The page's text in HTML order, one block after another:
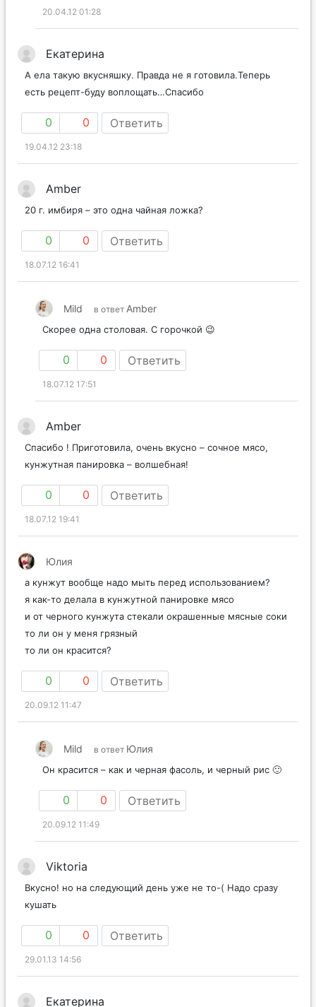
20.04.12 01:28
Екатерина
А ела такую вкусняшку. Правда не я готовила.Теперь
есть рецепт-буду воплощать…Спасибо
0 0 Ответить
19.04.12 23:18
Amber
20 г. имбиря – это одна чайная ложка?
0 0 Ответить
18.07.12 16:41
Mild в ответ Amber
Скорее одна столовая. С горочкой 😉
0 0 Ответить
18.07.12 17:51
Amber
Спасибо ! Приготовила, очень вкусно – сочное мясо,
кунжутная панировка – волшебная!
0 0 Ответить
18.07.12 19:41
Юлия
а кунжут вообще надо мыть перед использованием?
я как-то делала в кунжутной панировке мясо
и от черного кунжута стекали окрашенные мясные соки
то ли он у меня грязный
то ли он красится?
0 0 Ответить
20.09.12 11:47
Mild в ответ Юлия
Он красится – как и черная фасоль, и черный рис 🙂
0 0 Ответить
20.09.12 11:49
Viktoria
Вкусно! но на следующий день уже не то-( Надо сразу
кушать
0 0 Ответить
29.01.13 14:56
Екатерина